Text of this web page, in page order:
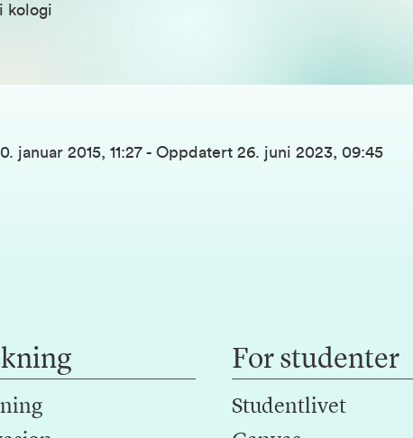
kologi
januar 2015, 11:27 - Oppdatert 26. juni 2023, 09:45
For studenter
Studentlivet